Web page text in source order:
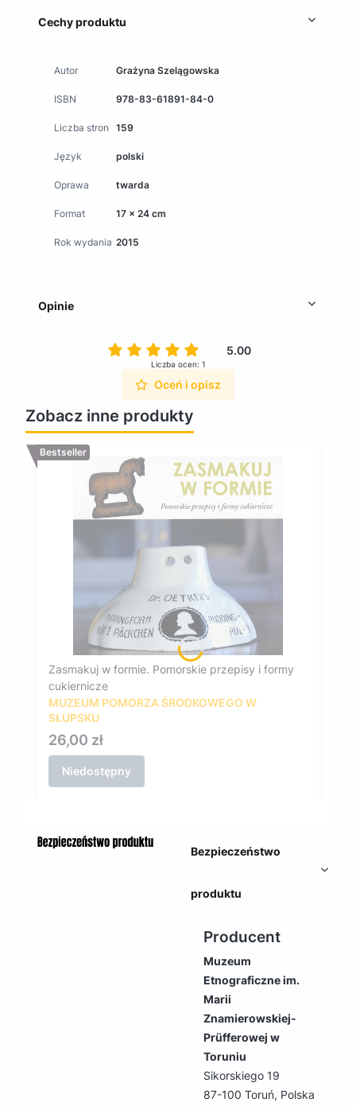
Cechy produktu
Autor Grażyna Szelągowska
ISBN 978-83-61891-84-0
Liczba stron 159
Język polski
Oprawa twarda
Format 17 x 24 cm
Rok wydania 2015
Opinie
5.00
Liczba ocen: 1
Oceń i opisz
Zobacz inne produkty
Bestseller
Zasmakuj w formie. Pomorskie przepisy i formy
cukiernicze
MUZEUM POMORZA ŚRODKOWEGO W
SŁUPSKU
Cena
26,00 zł
Niedostępny
Bezpieczeństwo
produktu
Producent
Muzeum
Etnograficzne im.
Marii
Znamierowskiej-
Prüfferowej w
Toruniu
Sikorskiego 19
87-100 Toruń, Polska